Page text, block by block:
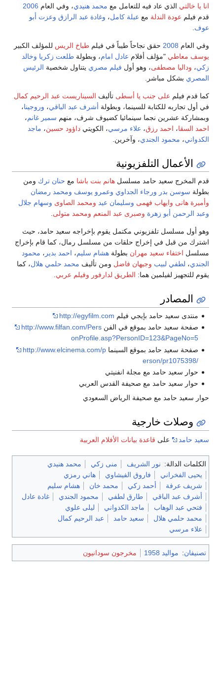
انا يا خالتي الذي عاد فيه للتعامل مع محمد هنيدي، وفي العام 2006
قدم فيلم عودة الندلة مع عبلة كامل، وغادة عبد الرازق وعزت أبو
عوف
وفي العام 2008 حقق نجاحاً طيباً في فيلم طباخ الريس للمؤلف الكبير
يوسف معاطي "مؤلف أفلام عادل امام، وبطولة طلعت زكريا وخالد
زكي، وداليا مصطفى، وهو أول فيلم مصري يتناول شخصية الرئيس
المصري بشكل مباشر.
كما قدم فيلم على جنب يا أسطى تأليف السيناريست عبد الرحيم كمال
في أول تجاربه للكتابة للسينما، وبطولة أشرف عبد الباقي، وروجينا،
وبمشاركة عشرين نجما سينمائيا كضيوف شرف، منهم سمير غانم،
احمد السقا، احمد رزق، علاء مرسي، الكويتي داؤود حسين، ماجد
الكدواني، محمود الجندي، وآخرين.
الأعمال التلفزيونية
قدم المخرج سعيد حامد مسلسل هانم بنت باشا مع حنان ترك ومن
بطولة سوسن بدر ورجاء الجداوي وعمرو يوسف ومحمد رمضان
وأميرة هانى وايهاب فهمى وسليمان عيد ومحمد الصاوى وسهام جلال
وعبد الرحمن أبو زهرة وصبرى عبد المنعم ومحمد متولى.
وهو أول مسلسل تلفزيوني مكتمل يقوم بإخراجه سعيد حامد، حيث
اشترك من قبل في إخراج حلقات من مسلسل رمال، كما قام بإخراج
مسلسل اختفاء سعيد مهران بطولة هشام سليم، احمد بدير ، محمود
الجندي، لطفي لبيب وجيهان فاضل ومن تأليف محمد حلمي هلال، كما
يقوم للتجهيز لفيلمين هما: الطريق لدارفور وفيلم عربي.
المصادر
منتدى سعيد حامد بإيجي فيلم http://egyfilm.com
صفحة سعيد حامد بموقع في الفنhttp://www.filfan.com/Pers
onProfile.asp?PersonID=123&PageNo=5
صفحة سعيد حامد بموقع السينماhttp://www.elcinema.com/p
erson/pr1075398/
حوار سعيد حامد مع مجلة انفنيتي
حوار سعيد حامد مع صحيفة القدس العربي
حوار سعيد حامد مع صحيفة الرياض السعودي
وصلات خارجية
سعيد حامد على قاعدة بيانات الأفلام العربية
الكلمات الدالة: نور الشريف منى زكي
محمد هنيدي
يحيى الفخراني
فاروق الفيشاوي
هاني رمزي
شريف عرفة
أحمد زكي محمد خان
هشام سليم
أشرف عبد الباقي
طارق لطفي محمود الجندي
غادة عادل
فتحي عبد الوهاب
ماجد الكدواني
ليلى علوي
محمد حلمي هلال
سعيد حامد
عبد الرحيم كمال
علاء مرسي
تصنيفان: مواليد 1958 مخرجون سودانيون